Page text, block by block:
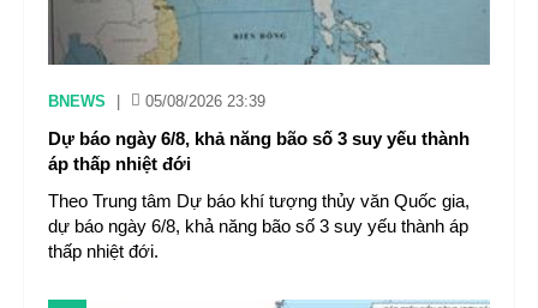
BNEWS 05/08/2026 23:39
Dự báo ngày 6/8, khả năng bão số 3 suy yếu thành
áp thấp nhiệt đới
Theo Trung tâm Dự báo khí tượng thủy văn Quốc gia,
dự báo ngày 6/8, khả năng bão số 3 suy yếu thành áp
thấp nhiệt đới.